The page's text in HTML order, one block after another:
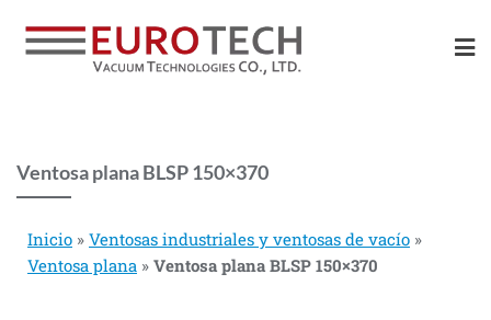
Ventosa plana BLSP 150×370
Inicio » Ventosas industriales y ventosas de vacío »
Ventosa plana » Ventosa plana BLSP 150×370